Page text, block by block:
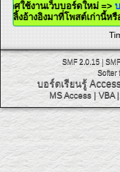
ระกาศใช้งานเว็บบอร์ดใหม่
ะใส่ลิ้งอ้างอิงมาที่โพสต์เก่านี้
SMF 2.0.15
Softer
บอร์ดเรียนรู้
MS Access|VBA